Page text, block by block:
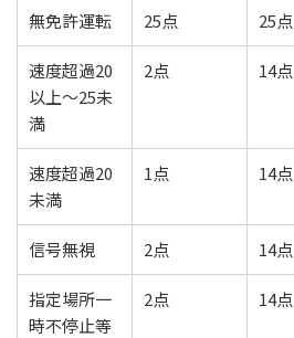
無免許運転 25点 25点
速度超過20
以上～25未
満
2点 14点
速度超過20
未満
1点 14点
信号無視 2点 14点
指定場所一
時不停止等
2点 14点